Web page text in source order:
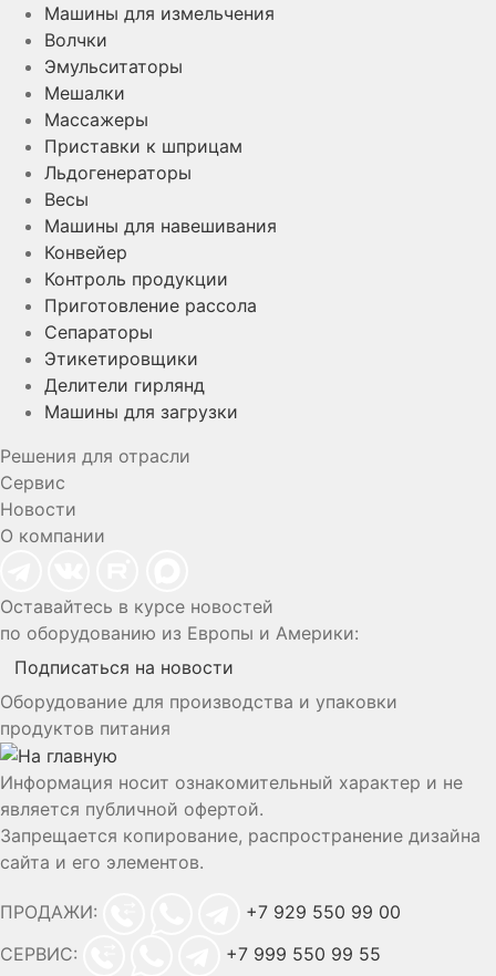
Машины для измельчения
Волчки
Эмульситаторы
Мешалки
Массажеры
Приставки к шприцам
Льдогенераторы
Весы
Машины для навешивания
Конвейер
Контроль продукции
Приготовление рассола
Сепараторы
Этикетировщики
Делители гирлянд
Машины для загрузки
Решения для отрасли
Сервис
Новости
О компании
Оставайтесь в курсе новостей
по оборудованию из Европы и Америки:
Подписаться на новости
Оборудование для производства и упаковки
продуктов питания
Информация носит ознакомительный характер и не
является публичной офертой.
Запрещается копирование, распространение дизайна
сайта и его элементов.
ПРОДАЖИ:
+7 929 550 99 00
СЕРВИС:
+7 999 550 99 55